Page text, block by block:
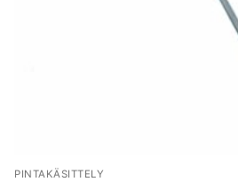
PINTAKÄSITTELY